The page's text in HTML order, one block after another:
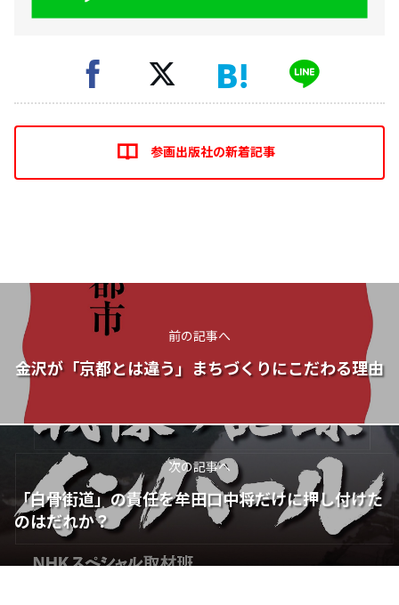
参画出版社の新着記事
前の記事へ
金沢が「京都とは違う」まちづくりにこだわる理由
次の記事へ
「白骨街道」の責任を牟田口中将だけに押し付けた
のはだれか？